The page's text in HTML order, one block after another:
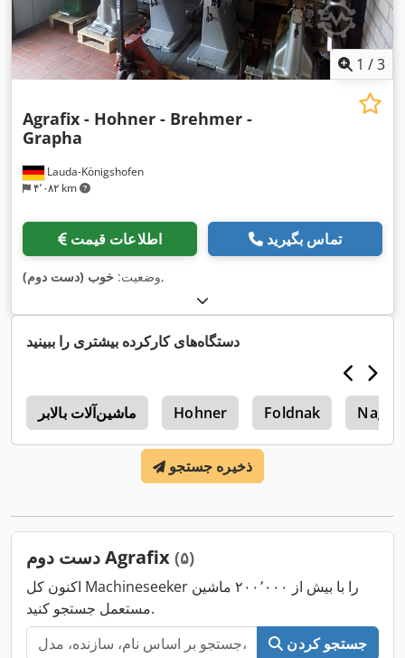
1 /3
Lauda-Königshofen
۴٬۰۸۲ km
Agrafix - Hohner - Brehmer -
Grapha
اطلاعات قیمت تماس بگیرید
وضعیت: خوب (دست دوم) ,
دستگاه‌های کارکرده بیشتری را ببینید
ماشین‌آلات بالابر Hohner Foldnak Nagel
ذخیره جستجو
دست دوم Agrafix (۵)
اکنون کل Machineseeker را با بیش از ۲۰۰٬۰۰۰ ماشین
مستعمل جستجو کنید.
جستجو کردن